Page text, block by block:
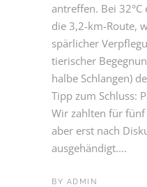
antreffen. Bei
die 3,2-km-Route,
spärlicher
tierischer
halbe Schlangen)
Tipp zum Schluss:
Wir zahlten für fünf
aber erst nach
ausgehändigt....
BY ADMIN